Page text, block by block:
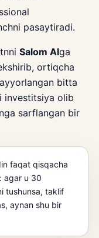
pasaytiradi.
Salom AIga
ortiqcha
bitta
investitsiya olib
sarflangan bir
faqat qisqacha
agar u 30
tushunsa, taklif
aynan shu bir